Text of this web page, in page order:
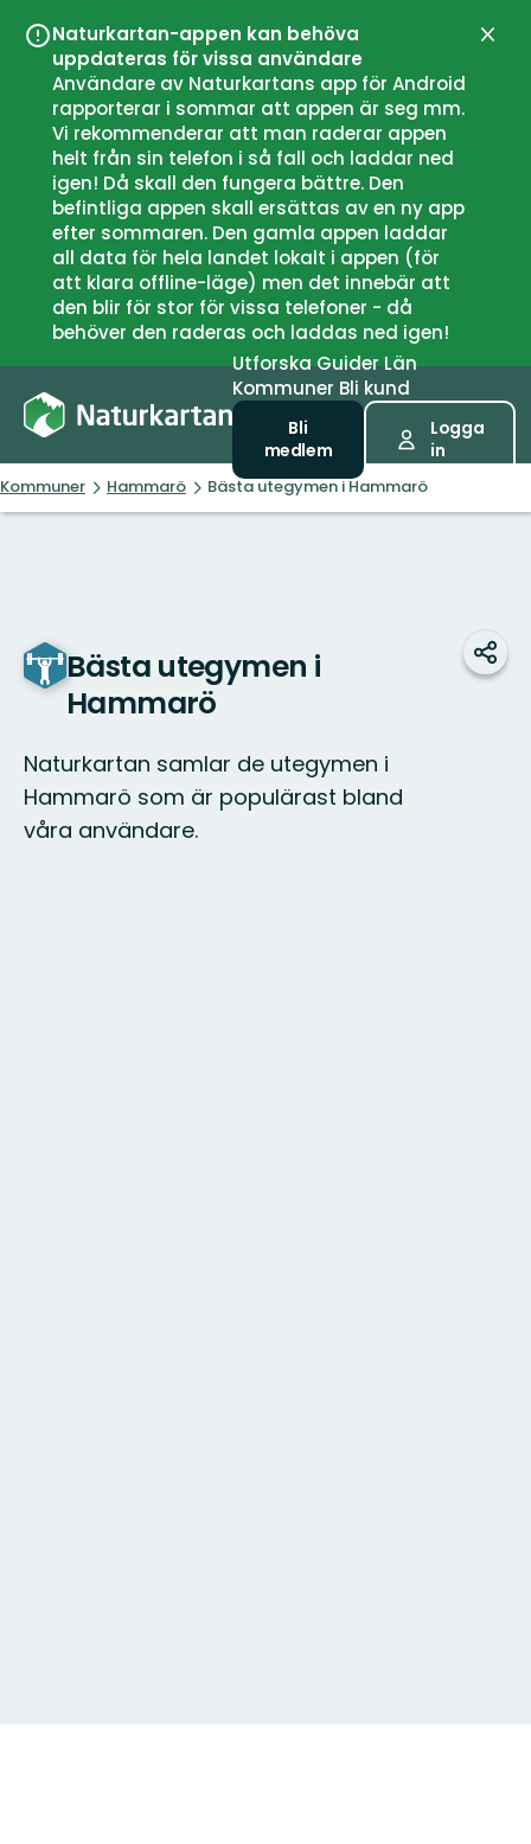
Naturkartan-appen kan behöva
uppdateras för vissa användare
Användare av Naturkartans app för Android
rapporterar i sommar att appen är seg mm.
Vi rekommenderar att man raderar appen
helt från sin telefon i så fall och laddar ned
igen! Då skall den fungera bättre. Den
befintliga appen skall ersättas av en ny app
efter sommaren. Den gamla appen laddar
all data för hela landet lokalt i appen (för
att klara offline-läge) men det innebär att
den blir för stor för vissa telefoner - då
behöver den raderas och laddas ned igen!
UtforskaGuiderLän
Kommuner Bli kund
Bli
medlem
Logga
in
Kommuner Hammarö Bästa utegymen i Hammarö
Bästa utegymen i
Hammarö
Naturkartan samlar de utegymen i
Hammarö som är populärast bland
våra användare.
Dela